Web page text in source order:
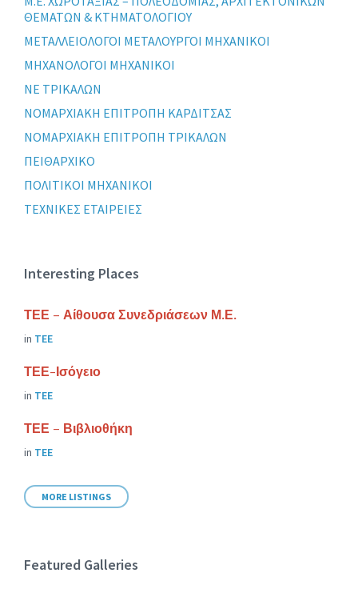
ΘΕΜΑΤΩΝ & ΚΤΗΜΑΤΟΛΟΓΙΟΥ
ΜΕΤΑΛΛΕΙΟΛΟΓΟΙ ΜΕΤΑΛΟΥΡΓΟΙ ΜΗΧΑΝΙΚΟΙ
ΜΗΧΑΝΟΛΟΓΟΙ ΜΗΧΑΝΙΚΟΙ
ΝΕ ΤΡΙΚΑΛΩΝ
ΝΟΜΑΡΧΙΑΚΗ ΕΠΙΤΡΟΠΗ ΚΑΡΔΙΤΣΑΣ
ΝΟΜΑΡΧΙΑΚΗ ΕΠΙΤΡΟΠΗ ΤΡΙΚΑΛΩΝ
ΠΕΙΘΑΡΧΙΚΟ
ΠΟΛΙΤΙΚΟΙ ΜΗΧΑΝΙΚΟΙ
ΤΕΧΝΙΚΕΣ ΕΤΑΙΡΕΙΕΣ
Interesting Places
ΤΕΕ – Αίθουσα Συνεδριάσεων Μ.Ε.
in ΤΕΕ
ΤΕΕ-Ισόγειο
in ΤΕΕ
ΤΕΕ – Βιβλιοθήκη
in ΤΕΕ
MORE LISTINGS
Featured Galleries